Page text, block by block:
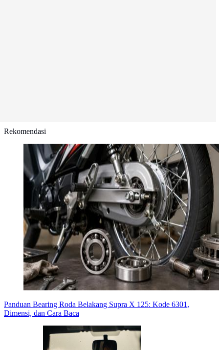
Rekomendasi
Panduan Bearing Roda Belakang Supra X 125: Kode 6301,
Dimensi, dan Cara Baca